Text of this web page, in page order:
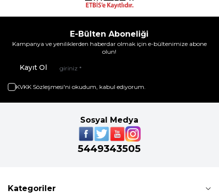
E-Bülten Aboneliği
Kampanya ve yeniliklerden haberdar olmak için e-bültenimize abone
olun!
Kayıt Ol
KVKK Sözleşmesi'ni okudum, kabul ediyorum.
Sosyal Medya
5449343505
Kategoriler